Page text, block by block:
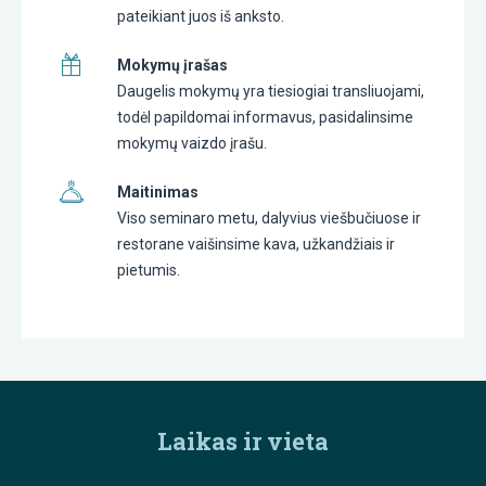
pateikiant juos iš anksto.
Mokymų įrašas
Daugelis mokymų yra tiesiogiai transliuojami,
todėl papildomai informavus, pasidalinsime
mokymų vaizdo įrašu.
Maitinimas
Viso seminaro metu, dalyvius viešbučiuose ir
restorane vaišinsime kava, užkandžiais ir
pietumis.
Laikas ir vieta